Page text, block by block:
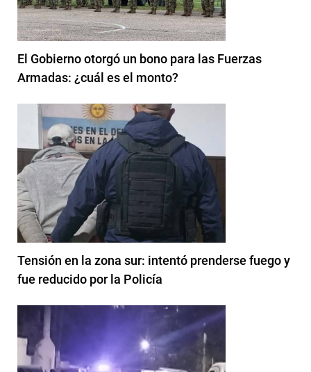
El Gobierno otorgó un bono para las Fuerzas
Armadas: ¿cuál es el monto?
Tensión en la zona sur: intentó prenderse fuego y
fue reducido por la Policía